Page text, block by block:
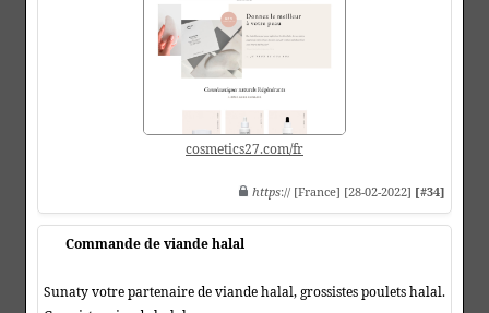
cosmetics27.com/fr
https:// [France] [28-02-2022] [#34]
Commande de viande halal
Sunaty votre partenaire de viande halal, grossistes poulets halal.